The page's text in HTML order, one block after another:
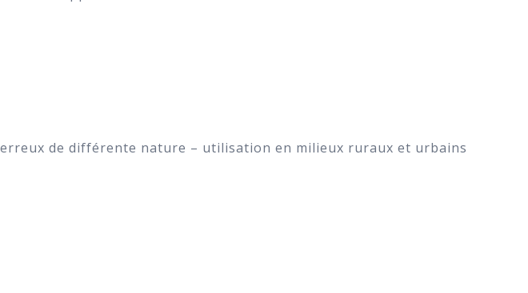
de différente nature – utilisation en milieux ruraux et urbains